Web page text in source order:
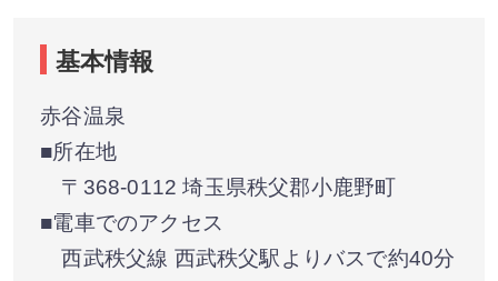
基本情報
赤谷温泉
■所在地
〒368-0112 埼玉県秩父郡小鹿野町
■電車でのアクセス
西武秩父線 西武秩父駅よりバスで約40分